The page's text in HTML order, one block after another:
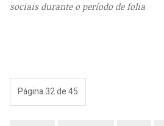
sociais durante o período de folia
Página 32 de 45